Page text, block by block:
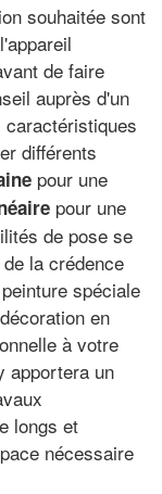
souhaitée sont
de faire
auprès d'un
différents
pour une
pour une
de pose se
la crédence
spéciale
en
à votre
apportera un
longs et
nécessaire